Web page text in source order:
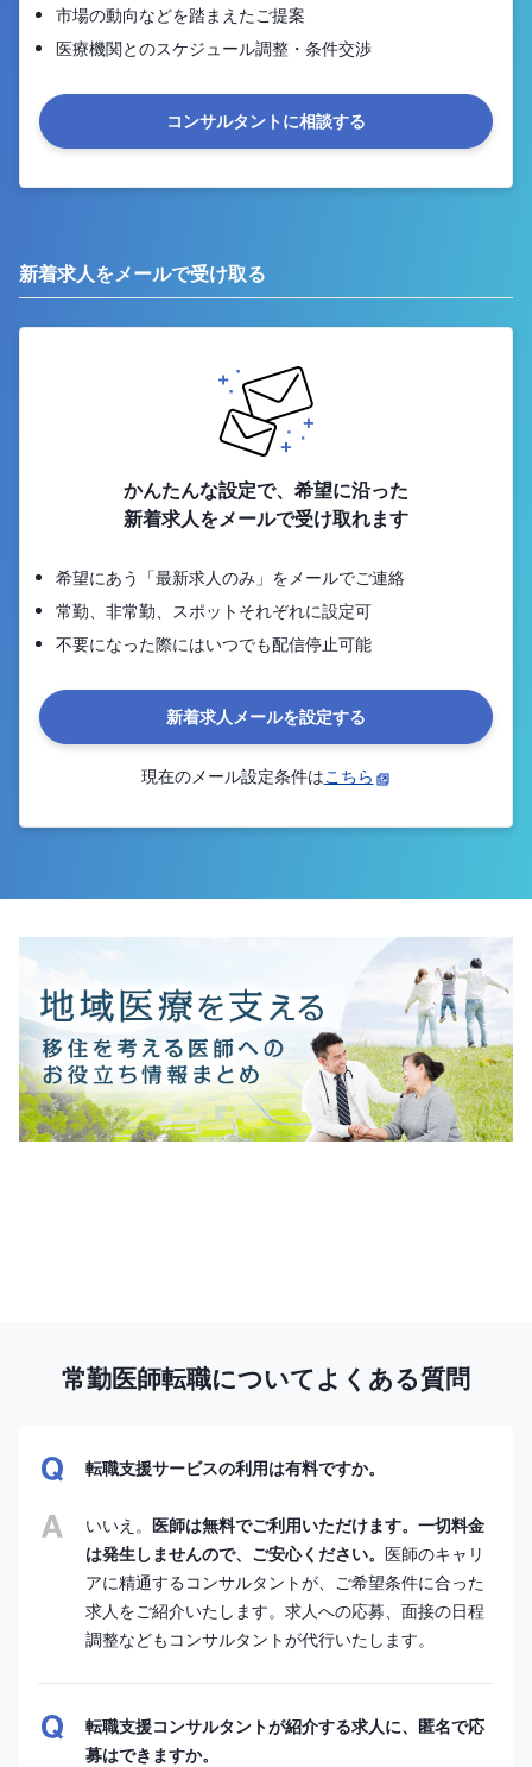
市場の動向などを踏まえたご提案
医療機関とのスケジュール調整・条件交渉
コンサルタントに相談する
新着求人をメールで受け取る
かんたんな設定で、希望に沿った
新着求人をメールで受け取れます
希望にあう「最新求人のみ」をメールでご連絡
常勤、非常勤、スポットそれぞれに設定可
不要になった際にはいつでも配信停止可能
新着求人メールを設定する
現在のメール設定条件はこちら
常勤医師転職についてよくある質問
転職支援サービスの利用は有料ですか。
いいえ。 医師は無料でご利用いただけます。一切料金
は発生しませんので、ご安心ください。 医師のキャリ
アに精通するコンサルタントが、ご希望条件に合った
求人をご紹介いたします。求人への応募、面接の日程
調整などもコンサルタントが代行いたします。
転職支援コンサルタントが紹介する求人に、匿名で応
募はできますか。